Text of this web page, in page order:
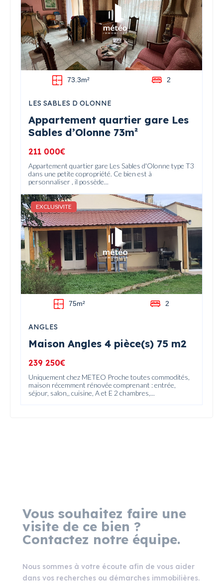
73.3m² 2
Appartement quartier gare Les
Sables d’Olonne 73m²
LES SABLES D OLONNE
211 000€
Appartement quartier gare Les Sables d'Olonne type T3
dans une petite copropriété. Ce bien est à
personnaliser , il possède...
EXCLUSIVITE
75m² 2
Maison Angles 4 pièce(s) 75 m2
ANGLES
239 250€
Uniquement chez METEO Proche toutes commodités,
maison récemment rénovée comprenant : entrée,
séjour, salon,, cuisine, A et E 2 chambres,...
Vous souhaitez faire une
visite de ce bien ?
Contactez notre équipe.
Nous sommes à votre écoute afin de vous aider
dans vos recherches ou démarches immobilières.